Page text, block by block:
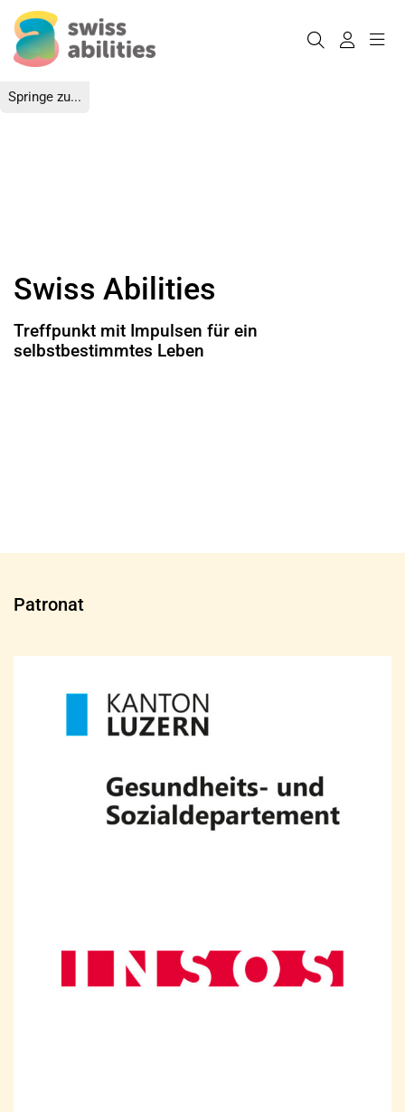
Springe zu...
Swiss Abilities
Treffpunkt mit Impulsen für ein
selbstbestimmtes Leben
Patronat